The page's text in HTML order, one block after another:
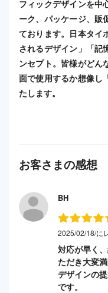
フィックデザインを中
ーク、パッケージ、販
ております。日本タイ
されるデザイン」「記
ンセプト。皆様がどん
面で使用するか想像し
たします。
お客さまの感想
BH
2025/02/18/に
対応が早く
ただき大変
デザインの
です。